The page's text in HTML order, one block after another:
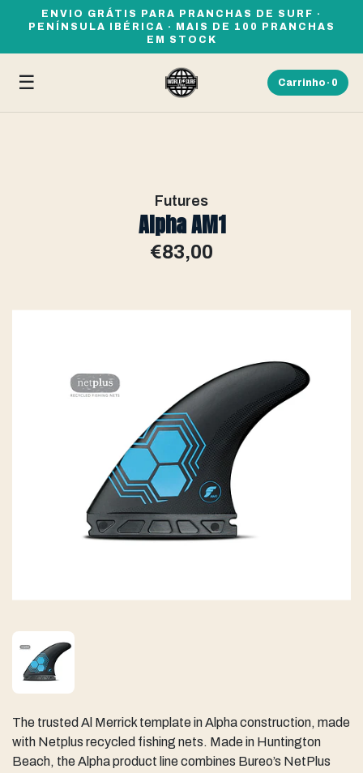
ENVIO GRÁTIS PARA PRANCHAS DE SURF ·
PENÍNSULA IBÉRICA · MAIS DE 100 PRANCHAS
EM STOCK
☰ Carrinho · 0
Futures
Alpha AM1
€83,00
The trusted Al Merrick template in Alpha construction, made
with Netplus recycled fishing nets. Made in Huntington
Beach, the Alpha product line combines Bureo’s NetPlus